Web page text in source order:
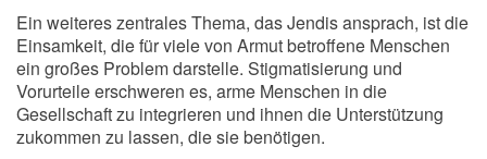
Ein weiteres zentrales Thema, das Jendis ansprach, ist die
Einsamkeit, die für viele von Armut betroffene Menschen
ein großes Problem darstelle. Stigmatisierung und
Vorurteile erschweren es, arme Menschen in die
Gesellschaft zu integrieren und ihnen die Unterstützung
zukommen zu lassen, die sie benötigen.